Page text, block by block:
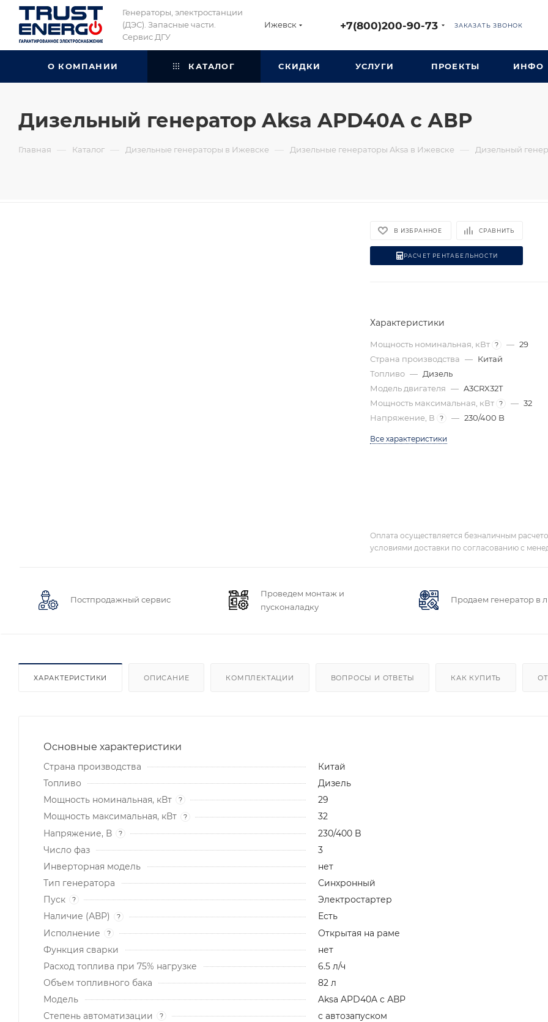
Генераторы, электростанции
(ДЭС). Запасные части.
Сервис ДГУ
Ижевск +7(800)200-90-73 ЗАКАЗАТЬ ЗВОНОК
О КОМПАНИИ КАТАЛОГ СКИДКИ УСЛУГИ ПРОЕКТЫ ИНФО
Дизельный генератор Aksa APD40A с АВР
Главная — Каталог — Дизельные генераторы в Ижевске — Дизельные генераторы Aksa в Ижевске — Дизельный
В ИЗБРАННОЕ СРАВНИТЬ
РАСЧЕТ РЕНТАБЕЛЬНОСТИ
Характеристики
Мощность номинальная, кВт ? — 29
Страна производства — Китай
Топливо — Дизель
Модель двигателя — A3CRX32T
Мощность максимальная, кВт ? — 32
Напряжение, В
? — 230/400 B
Все характеристики
Оплата осуществляется безналичным
условиями доставки по согласованию с
Постпродажный сервис
Проведем монтаж и
пусконаладку
Продаем генератор в
ХАРАКТЕРИСТИКИ ОПИСАНИЕ КОМПЛЕКТАЦИИ ВОПРОСЫ И ОТВЕТЫ КАК КУПИТЬ
Основные характеристики
Страна производства
Китай
Топливо
Дизель
Мощность номинальная, кВт
?
29
Мощность максимальная, кВт
?
32
Напряжение, В
?
230/400 B
Число фаз
3
Инверторная модель
нет
Тип генератора
Синхронный
Пуск
?
Электростартер
Наличие (АВР)
?
Есть
Исполнение
?
Открытая на раме
Функция сварки
нет
Расход топлива при 75% нагрузке
6.5 л/ч
Объем топливного бака
82 л
Модель
Aksa APD40A с АВР
Степень автоматизации
?
с автозапуском